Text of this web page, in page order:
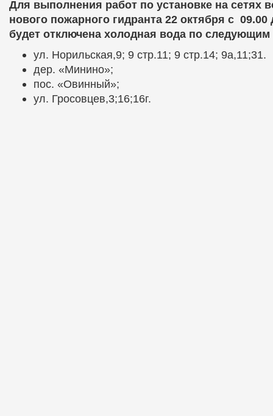
Для выполнения работ по установке на сетях
нового пожарного гидранта 22 октября с 09.00
будет отключена холодная вода по
ул. Норильская,9; 9 стр.11; 9 стр.14; 9а,11;31.
дер. «Минино»;
пос. «Овинный»;
ул. Гросовцев,3;16;16г.